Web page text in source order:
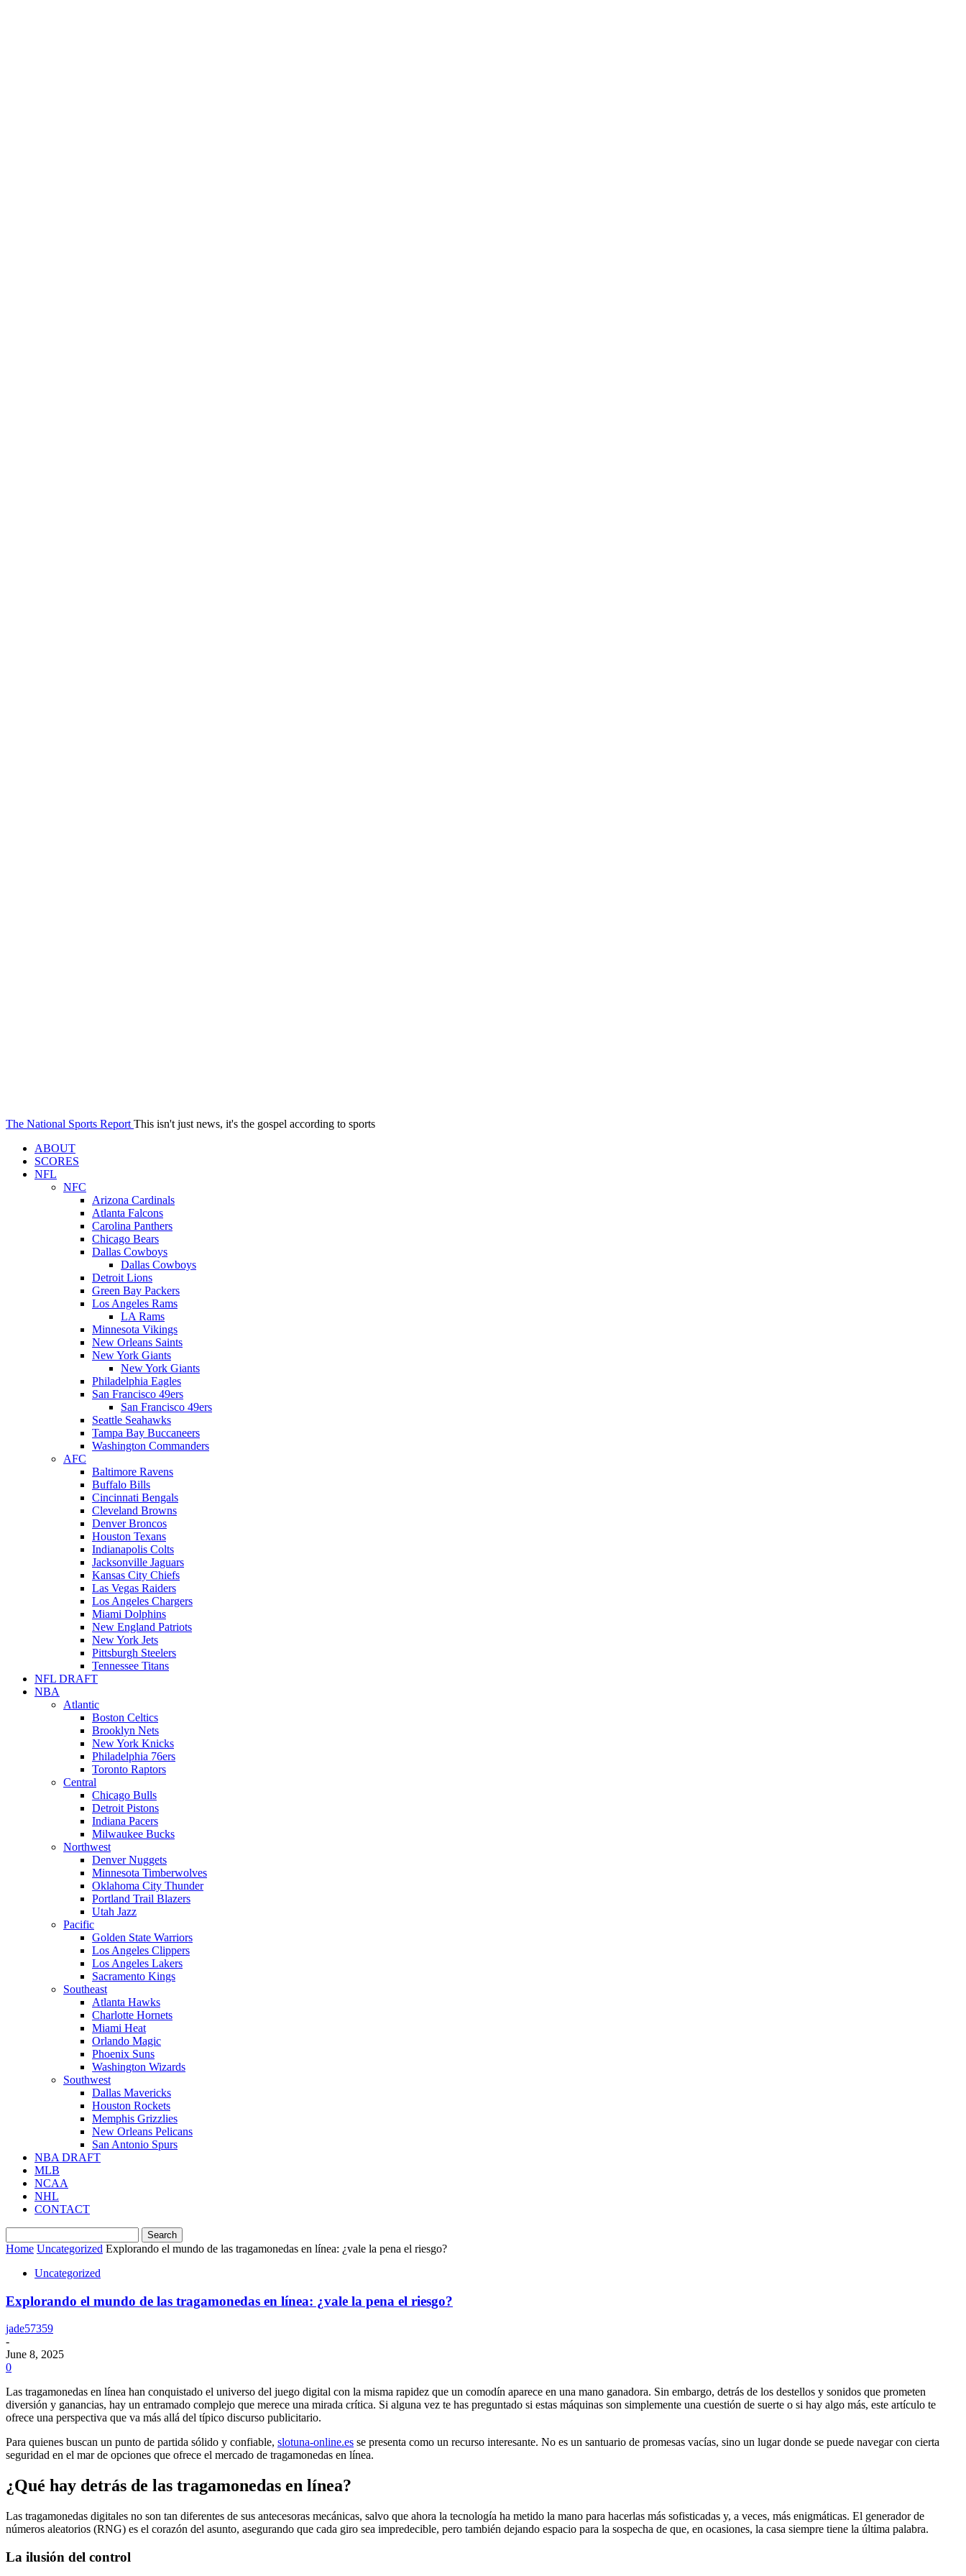
The National Sports Report This isn't just news, it's the gospel according to sports
ABOUT
SCORES
NFL
NFC
Arizona Cardinals
Atlanta Falcons
Carolina Panthers
Chicago Bears
Dallas Cowboys
Dallas Cowboys
Detroit Lions
Green Bay Packers
Los Angeles Rams
LA Rams
Minnesota Vikings
New Orleans Saints
New York Giants
New York Giants
Philadelphia Eagles
San Francisco 49ers
San Francisco 49ers
Seattle Seahawks
Tampa Bay Buccaneers
Washington Commanders
AFC
Baltimore Ravens
Buffalo Bills
Cincinnati Bengals
Cleveland Browns
Denver Broncos
Houston Texans
Indianapolis Colts
Jacksonville Jaguars
Kansas City Chiefs
Las Vegas Raiders
Los Angeles Chargers
Miami Dolphins
New England Patriots
New York Jets
Pittsburgh Steelers
Tennessee Titans
NFL DRAFT
NBA
Atlantic
Boston Celtics
Brooklyn Nets
New York Knicks
Philadelphia 76ers
Toronto Raptors
Central
Chicago Bulls
Detroit Pistons
Indiana Pacers
Milwaukee Bucks
Northwest
Denver Nuggets
Minnesota Timberwolves
Oklahoma City Thunder
Portland Trail Blazers
Utah Jazz
Pacific
Golden State Warriors
Los Angeles Clippers
Los Angeles Lakers
Sacramento Kings
Southeast
Atlanta Hawks
Charlotte Hornets
Miami Heat
Orlando Magic
Phoenix Suns
Washington Wizards
Southwest
Dallas Mavericks
Houston Rockets
Memphis Grizzlies
New Orleans Pelicans
San Antonio Spurs
NBA DRAFT
MLB
NCAA
NHL
CONTACT
Home Uncategorized Explorando el mundo de las tragamonedas en línea: ¿vale la pena el riesgo?
Uncategorized
Explorando el mundo de las tragamonedas en línea: ¿vale la pena el riesgo?
jade57359
-
June 8, 2025
0
Las tragamonedas en línea han conquistado el universo del juego digital con la misma rapidez que un comodín aparece en una mano ganadora. Sin embargo, detrás de los destellos y sonidos que prometen
diversión y ganancias, hay un entramado complejo que merece una mirada crítica. Si alguna vez te has preguntado si estas máquinas son simplemente una cuestión de suerte o si hay algo más, este artículo te
ofrece una perspectiva que va más allá del típico discurso publicitario.
Para quienes buscan un punto de partida sólido y confiable, slotuna-online.es se presenta como un recurso interesante. No es un santuario de promesas vacías, sino un lugar donde se puede navegar con cierta
seguridad en el mar de opciones que ofrece el mercado de tragamonedas en línea.
¿Qué hay detrás de las tragamonedas en línea?
Las tragamonedas digitales no son tan diferentes de sus antecesoras mecánicas, salvo que ahora la tecnología ha metido la mano para hacerlas más sofisticadas y, a veces, más enigmáticas. El generador de
números aleatorios (RNG) es el corazón del asunto, asegurando que cada giro sea impredecible, pero también dejando espacio para la sospecha de que, en ocasiones, la casa siempre tiene la última palabra.
La ilusión del control